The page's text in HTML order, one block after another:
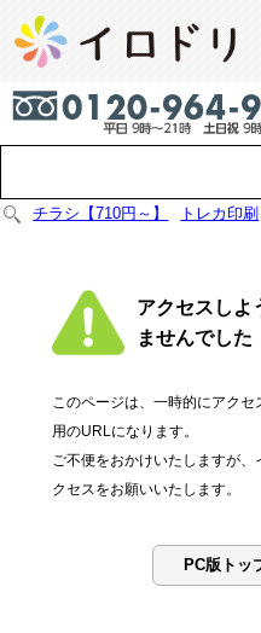
チラシ【710円～】 トレカ印刷
アクセスしよ
ませんでした
このページは、一時的にアク
用のURLになります。
ご不便をおかけいたしますが
クセスをお願いいたします。
PC版ト